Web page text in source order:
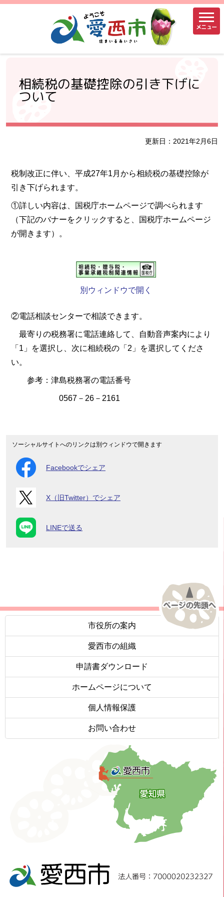
メニュー
相続税の基礎控除の引き下げに
ついて
更新日：2021年2月6日
税制改正に伴い、平成27年1月から相続税の基礎控除が
引き下げられます。
①詳しい内容は、国税庁ホームページで調べられます
（下記のバナーをクリックすると、国税庁ホームページ
が開きます）。
別ウィンドウで開く
②電話相談センターで相談できます。
最寄りの税務署に電話連絡して、自動音声案内により
「1」を選択し、次に相続税の「2」を選択してくださ
い。
参考：津島税務署の電話番号
0567－26－2161
ソーシャルサイトへのリンクは別ウィンドウで開きます
Facebookでシェア
X（旧Twitter）でシェア
LINEで送る
市役所の案内
愛西市の組織
申請書ダウンロード
ホームページについて
個人情報保護
お問い合わせ